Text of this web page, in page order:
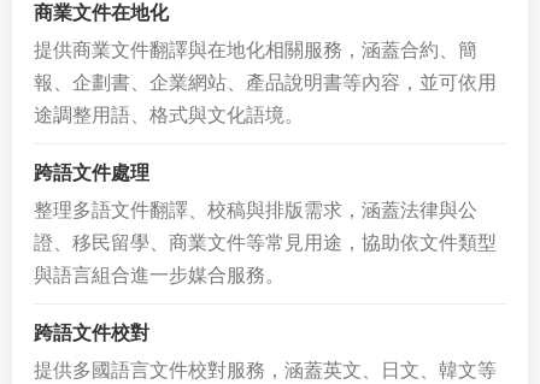
商業文件在地化
提供商業文件翻譯與在地化相關服務，涵蓋合約、簡
報、企劃書、企業網站、產品說明書等內容，並可依用
途調整用語、格式與文化語境。
跨語文件處理
整理多語文件翻譯、校稿與排版需求，涵蓋法律與公
證、移民留學、商業文件等常見用途，協助依文件類型
與語言組合進一步媒合服務。
跨語文件校對
提供多國語言文件校對服務，涵蓋英文、日文、韓文等